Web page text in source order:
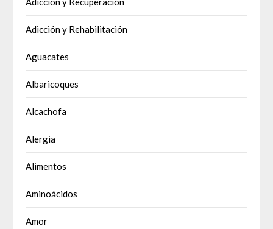
Adicción y Rehabilitación
Aguacates
Albaricoques
Alcachofa
Alergia
Alimentos
Aminoácidos
Amor